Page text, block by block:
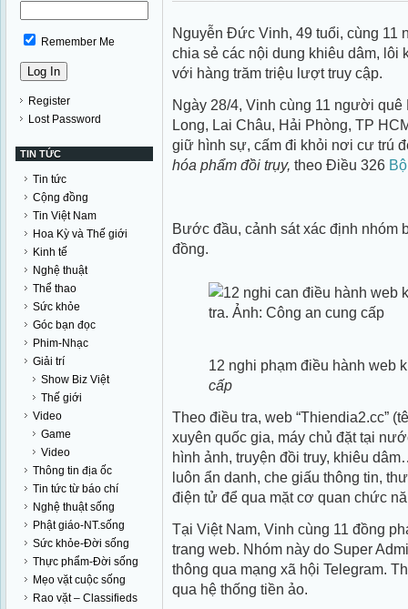
Remember Me
Register
Lost Password
TIN TỨC
Tin tức
Cộng đồng
Tin Việt Nam
Hoa Kỳ và Thế giới
Kinh tế
Nghệ thuật
Thể thao
Sức khỏe
Góc bạn đọc
Phim-Nhạc
Giải trí
Show Biz Việt
Thế giới
Video
Game
Video
Thông tin địa ốc
Tin tức từ báo chí
Nghệ thuật sống
Phật giáo-NT.sống
Sức khỏe-Đời sống
Thực phẩm-Đời sống
Mẹo vặt cuộc sống
Rao vặt – Classifieds
Nguyễn Đức Vinh, 49 tuổi, cùng 11
chia sẻ các nội dung khiêu dâm, lôi
với hàng trăm triệu lượt truy cập.
Ngày 28/4, Vinh cùng 11 người
Long, Lai Châu, Hải Phòng, TP
giữ hình sự, cấm đi khỏi nơi cư trú
hóa phẩm đồi trụy, theo Điều 326
Bước đầu, cảnh sát xác định nhóm
đồng.
12 nghi phạm điều hành web
cấp
Theo điều tra, web “Thiendia2.cc”
xuyên quốc gia, máy chủ đặt tại
hình ảnh, truyện đồi truy, khiêu
luôn ẩn danh, che giấu thông tin,
điện tử để qua mặt cơ quan chức
Tại Việt Nam, Vinh cùng 11 đồng
trang web. Nhóm này do Super
thông qua mạng xã hội Telegram.
qua hệ thống tiền ảo.